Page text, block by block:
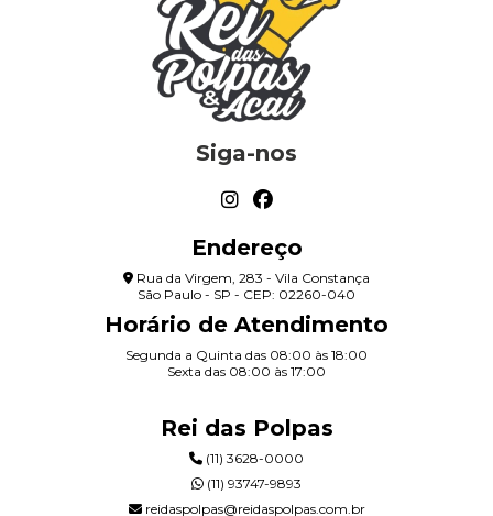
Siga-nos
Endereço
Rua da Virgem, 283 - Vila Constança
São Paulo - SP - CEP: 02260-040
Horário de Atendimento
Segunda a Quinta das 08:00 às 18:00
Sexta das 08:00 às 17:00
Rei das Polpas
(11) 3628-0000
(11) 93747-9893
reidaspolpas@reidaspolpas.com.br